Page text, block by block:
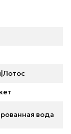
вода